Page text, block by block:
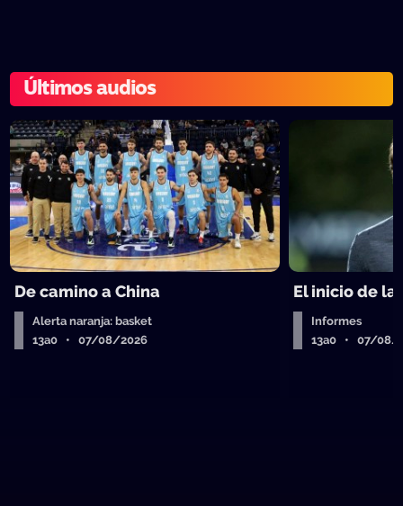
Últimos audios
De camino a China
Alerta naranja: basket
13a0 • 07/08/2026
El inicio de la
Informes
13a0 • 07/08/